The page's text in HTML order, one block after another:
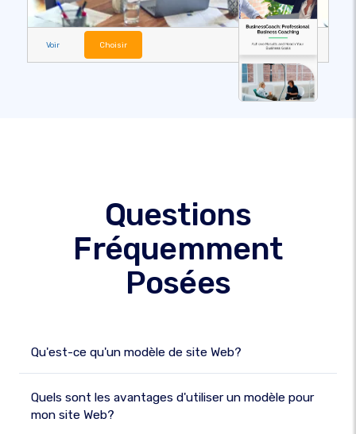
Voir Choisir
Questions
Fréquemment
Posées
Qu'est-ce qu'un modèle de site Web?
Quels sont les avantages d'utiliser un modèle pour
mon site Web?